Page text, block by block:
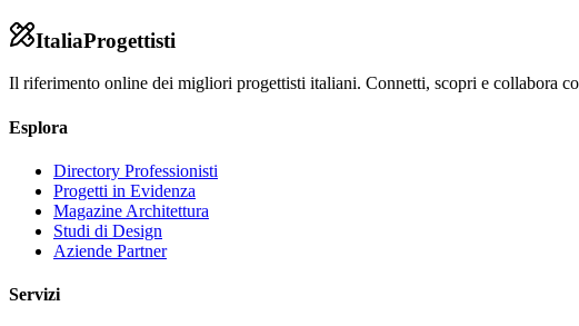
ItaliaProgettisti
Il riferimento online dei migliori progettisti italiani. Connetti, scopri e collabora
Esplora
Directory Professionisti
Progetti in Evidenza
Magazine Architettura
Studi di Design
Aziende Partner
Servizi